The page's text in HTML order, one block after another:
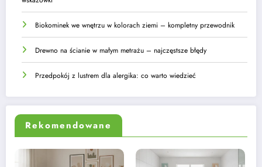
Biokominek we wnętrzu w kolorach ziemi – kompletny przewodnik
Drewno na ścianie w małym metrażu – najczęstsze błędy
Przedpokój z lustrem dla alergika: co warto wiedzieć
Rekomendowane